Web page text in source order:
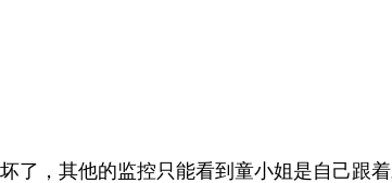
，其他的监控只能看到童小姐是自己跟